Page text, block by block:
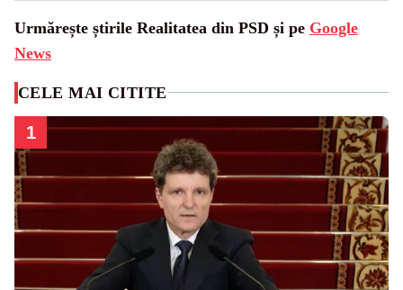
Urmărește știrile Realitatea din PSD și pe Google
News
CELE MAI CITITE
1